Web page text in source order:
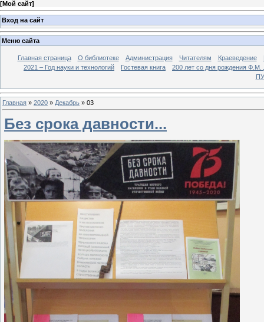
[Мой сайт]
Вход на сайт
Меню сайта
Главная страница О библиотеке Администрация Читателям Краеведение
2021 – Год науки и технологий
Гостевая книга
200 лет со дня рождения Ф.М.
Главная » 2020 » Декабрь » 03
Без срока давности...